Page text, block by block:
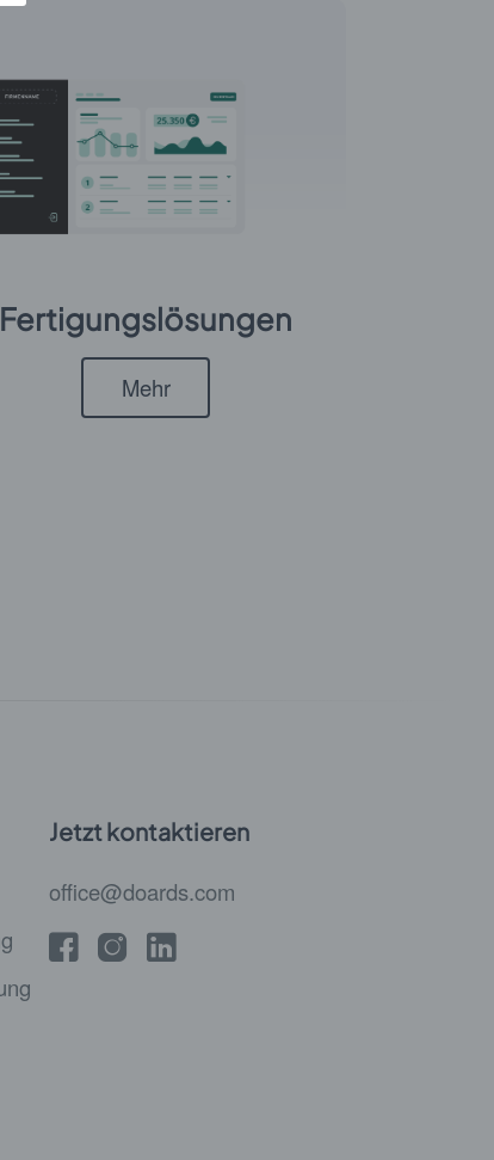
Fertigungslösungen
Mehr
Jetzt kontaktieren
office@doards.com